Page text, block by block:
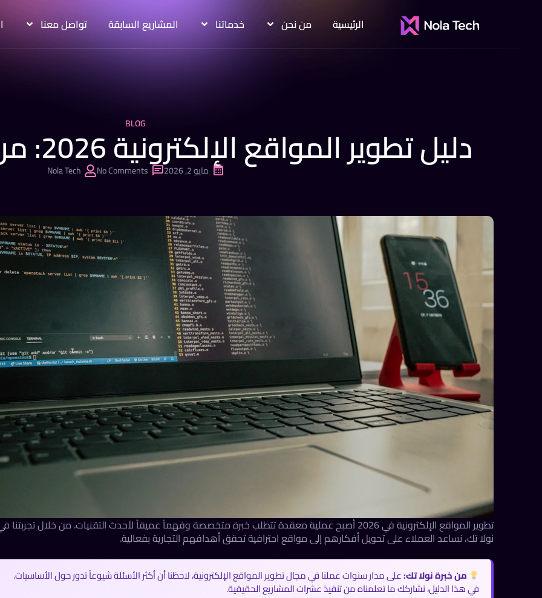
الرئيسية من نحن خدماتنا المشاريع السابقة تواصل معنا
BLOG
دليل تطوير المواقع الإلكترونية 2026: من الفكرة للإطلاق
مايو 2, 2026 No Comments
Nola Tech
تطوير المواقع الإلكترونية في 2026 أصبح عملية معقدة تتطلب خبرة متخصصة وفهماً عميقاً لأحدث التقنيات. من خلال تجربتنا
نولا تك، نساعد العملاء على تحويل أفكارهم إلى مواقع احترافية تحقق أهدافهم التجارية بفعالية.
من خبرة نولا تك:على مدار سنوات عملنا في مجال تطوير المواقع الإلكترونية، لاحظنا أن أكثر الأسئلة شيوعاً تدور حول الأساسيات.
في هذا الدليل، نشاركك ما تعلمناه من تنفيذ عشرات المشاريع الحقيقية.